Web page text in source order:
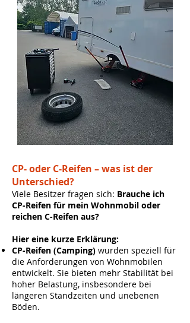
CP- oder C-Reifen – was ist der
Unterschied?
Viele Besitzer fragen sich: Brauche ich
CP-Reifen für mein Wohnmobil oder
reichen C-Reifen aus?
Hier eine kurze Erklärung:
CP-Reifen (Camping) wurden speziell für
die Anforderungen von Wohnmobilen
entwickelt. Sie bieten mehr Stabilität bei
hoher Belastung, insbesondere bei
längeren Standzeiten und unebenen
Böden.